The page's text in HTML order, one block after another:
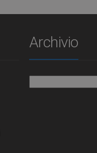
Archivio